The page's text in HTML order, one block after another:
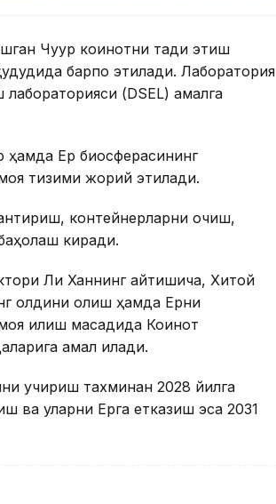
Чуқур коинотни тадқиқ этиш
барпо этилади. Лаборатория
лабораторияси (DSEL) амалга
ҳамда Ер биосферасининг
тизими жорий этилади.
контейнерларни очиш,
киради.
Ли Ханнинг айтишича, Хитой
олдини олиш ҳамда Ерни
қилиш мақсадида Коинот
амал қилади.
учириш тахминан 2028 йилга
ва уларни Ерга етказиш эса 2031